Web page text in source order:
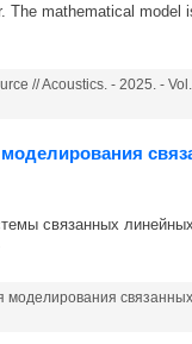
mathematical model
// Acoustics. - 2025. -
связанных
связанных